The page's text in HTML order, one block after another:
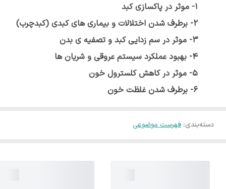
1- موثر در پاکسازی کبد
2- برطرف شدن اختلالات و بیماری های کبدی (کبدچرب)
3- موثر در سم زدایی کبد و تصفیه ی بدن
4- بهبود عملکرد سیستم عروقی و شریان ها
5- موثر در کاهش کلسترول خون
6- برطرف شدن غلظت خون
دسته‌بندی: فهرست موضوعی